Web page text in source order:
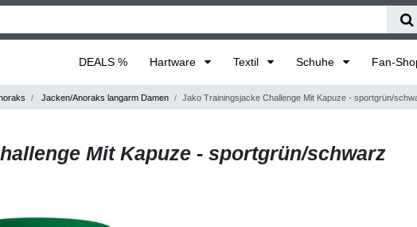
DEALS % Hartware Textil Schuhe Fan-
Jacken/Anoraks langarm Damen Jako Trainingsjacke Challenge Mit Kapuze - sportgrün/
Mit Kapuze - sportgrün/schwarz